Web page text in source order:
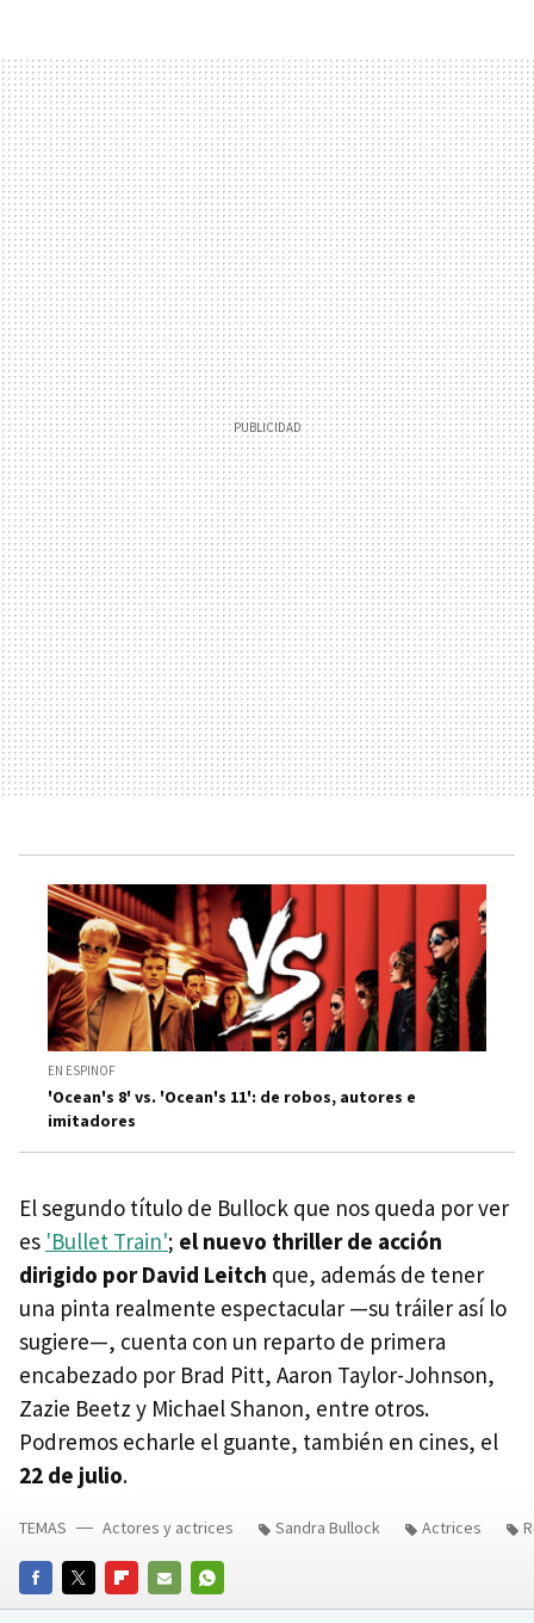
EN ESPINOF
'Ocean's 8' vs. 'Ocean's 11': de robos, autores e
imitadores
El segundo título de Bullock que nos queda por ver
es 'Bullet Train'; el nuevo thriller de acción
dirigido por David Leitch que, además de tener
una pinta realmente espectacular —su tráiler así lo
sugiere—, cuenta con un reparto de primera
encabezado por Brad Pitt, Aaron Taylor-Johnson,
Zazie Beetz y Michael Shanon, entre otros.
Podremos echarle el guante, también en cines, el
22 de julio.
FACEBOOKTWITTERFLIPBOARD
E-
WHATSAPP
TEMAS Actores y actrices Sandra Bullock Actrices